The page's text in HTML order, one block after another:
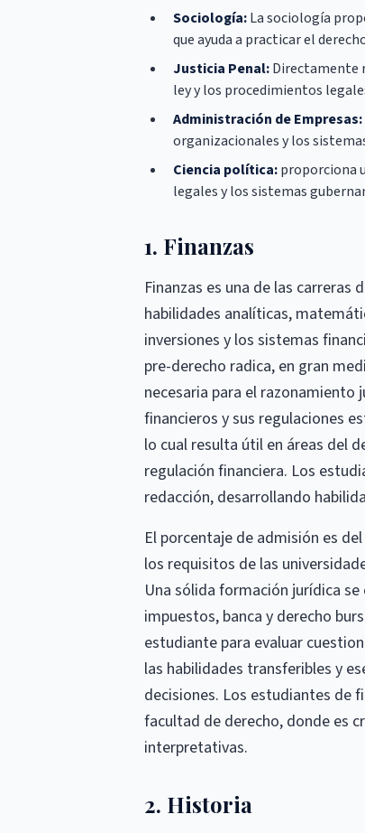
Sociología:La sociología
que ayuda a practicar el
Justicia Penal:Directamente
ley y los procedimientos
Administración de Empresas:
organizacionales y los
Ciencia política:proporciona
legales y los sistemas
1. Finanzas
Finanzas es una de las
habilidades analíticas,
inversiones y los sistemas
pre-derecho radica, en gran
necesaria para el
financieros y sus regulaciones
lo cual resulta útil en áreas del
regulación financiera. Los
redacción, desarrollando
El porcentaje de admisión es
los requisitos de las
Una sólida formación jurídica
impuestos, banca y derecho
estudiante para evaluar
las habilidades transferibles y
decisiones. Los estudiantes de
facultad de derecho, donde es
interpretativas.
2. Historia